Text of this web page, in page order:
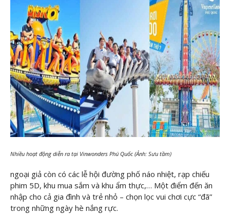
Nhiều hoạt động diễn ra tại Vinwonders Phú Quốc (Ảnh: Sưu tầm)
ngoại giả còn có các lễ hội đường phố náo nhiệt, rạp chiếu
phim 5D, khu mua sắm và khu ẩm thực,… Một điểm đến ăn
nhập cho cả gia đình và trẻ nhỏ – chọn lọc vui chơi cực “đã”
trong những ngày hè nắng rực.